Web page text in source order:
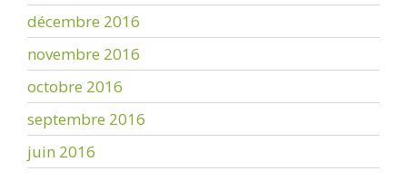
décembre 2016
novembre 2016
octobre 2016
septembre 2016
juin 2016